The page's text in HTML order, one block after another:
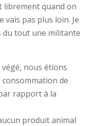
librement quand on
vais pas plus loin. Je
du tout une militante
nous étions
de
rapport à la
produit animal